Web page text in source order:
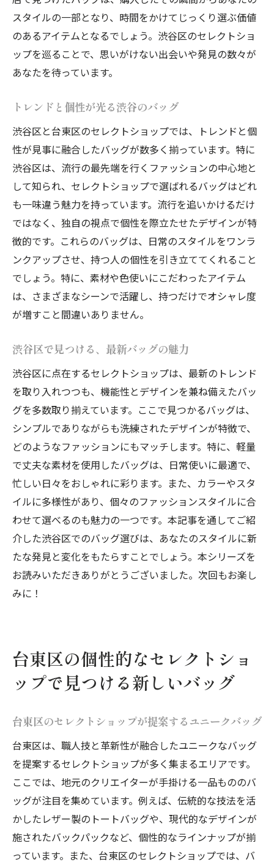
プバッグ
台東区でオンリーワンのバッグを手に入れ
る
渋谷区のセレクトショップを探索しトレンドバ
で探す
渋谷区の最新バッグを手にする方法
セレクトショップで発見する渋谷のトレン
ド
渋谷区で見つける流行のバッグスタイル
渋谷のセレクトショップで選ぶ最旬バッグ
最新ファッションを取り入れた渋谷のバッ
グ
セレクトショップで叶える東京ライフスタイル
と最新バッグ
スタイルバッグ
セレクトショップで体現する東京のライフ
スタイル
最新バッグで東京ライフをスタイリッシュ
に
セレクトショップで揃える東京の洗練バッ
グ
東京の流行を反映したライフスタイルバッ
東京ライフを彩るセレクトショップのバッ
グ
スタイルの一部となり、時間をかけてじっくり選ぶ価値
のあるアイテムとなるでしょう。渋谷区のセレクトショ
ップを巡ることで、思いがけない出会いや発見の数々が
あなたを待っています。
トレンドと個性が光る渋谷のバッグ
渋谷区と台東区のセレクトショップでは、トレンドと個
性が見事に融合したバッグが数多く揃っています。特に
渋谷区は、流行の最先端を行くファッションの中心地と
して知られ、セレクトショップで選ばれるバッグはどれ
も一味違う魅力を持っています。流行を追いかけるだけ
ではなく、独自の視点で個性を際立たせたデザインが特
徴的です。これらのバッグは、日常のスタイルをワンラ
ンクアップさせ、持つ人の個性を引き立ててくれること
でしょう。特に、素材や色使いにこだわったアイテム
は、さまざまなシーンで活躍し、持つだけでオシャレ度
が増すこと間違いありません。
渋谷区で見つける、最新バッグの魅力
渋谷区に点在するセレクトショップは、最新のトレンド
を取り入れつつも、機能性とデザインを兼ね備えたバッ
グを多数取り揃えています。ここで見つかるバッグは、
シンプルでありながらも洗練されたデザインが特徴で、
どのようなファッションにもマッチします。特に、軽量
で丈夫な素材を使用したバッグは、日常使いに最適で、
忙しい日々をおしゃれに彩ります。また、カラーやスタ
イルに多様性があり、個々のファッションスタイルに合
わせて選べるのも魅力の一つです。本記事を通してご紹
介した渋谷区でのバッグ選びは、あなたのスタイルに新
たな発見と変化をもたらすことでしょう。本シリーズを
お読みいただきありがとうございました。次回もお楽し
みに！
台東区の個性的なセレクトショ
ップで見つける新しいバッグ
台東区のセレクトショップが提案するユニークバッグ
台東区は、職人技と革新性が融合したユニークなバッグ
を提案するセレクトショップが多く集まるエリアです。
ここでは、地元のクリエイターが手掛ける一品もののバ
ッグが注目を集めています。例えば、伝統的な技法を活
かしたレザー製のトートバッグや、現代的なデザインが
施されたバックパックなど、個性的なラインナップが揃
っています。また、台東区のセレクトショップでは、バ